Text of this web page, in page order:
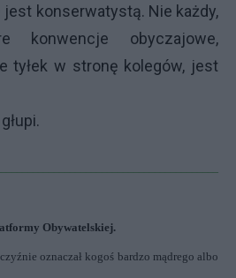
konserwatystą. Nie każdy,
konwencje obyczajowe,
tyłek w stronę kolegów, jest
Obywatelskiej.
oznaczał kogoś bardzo mądrego albo